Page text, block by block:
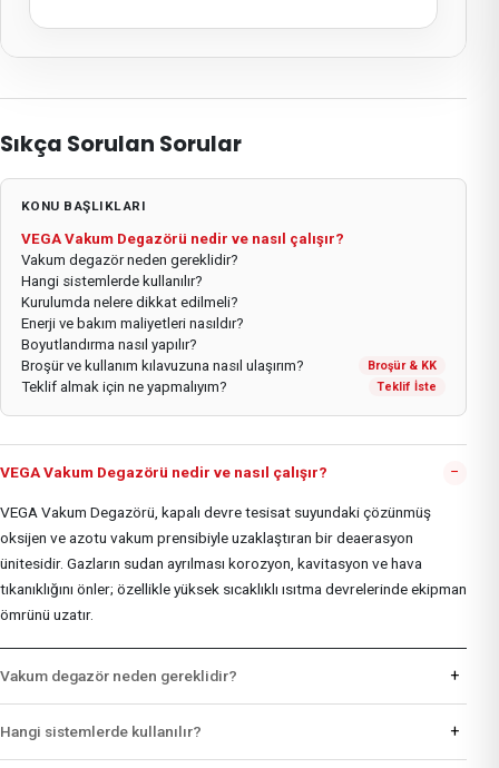
Sıkça Sorulan Sorular
KONU BAŞLIKLARI
VEGA Vakum Degazörü nedir ve nasıl çalışır?
Vakum degazör neden gereklidir?
Hangi sistemlerde kullanılır?
Kurulumda nelere dikkat edilmeli?
Enerji ve bakım maliyetleri nasıldır?
Boyutlandırma nasıl yapılır?
Broşür ve kullanım kılavuzuna nasıl ulaşırım?
Broşür & KK
Teklif almak için ne yapmalıyım? Teklif İste
VEGA Vakum Degazörü nedir ve nasıl çalışır? −
VEGA Vakum Degazörü, kapalı devre tesisat suyundaki çözünmüş
oksijen ve azotu vakum prensibiyle uzaklaştıran bir deaerasyon
ünitesidir. Gazların sudan ayrılması korozyon, kavitasyon ve hava
tıkanıklığını önler; özellikle yüksek sıcaklıklı ısıtma devrelerinde ekipman
ömrünü uzatır.
Vakum degazör neden gereklidir? +
Hangi sistemlerde kullanılır? +